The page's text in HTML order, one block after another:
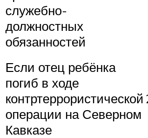
служебно-
должностных
обязанностей
Если отец ребёнка
погиб в ходе
контртеррористической
операции на Северном
Кавказе